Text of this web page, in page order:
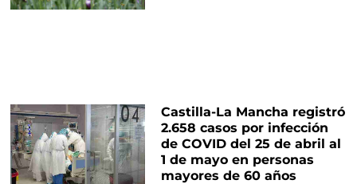
Castilla-La Mancha registró
2.658 casos por infección
de COVID del 25 de abril al
1 de mayo en personas
mayores de 60 años